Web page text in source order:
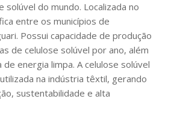
solúvel do mundo. Localizada no
entre os municípios de
Possui capacidade de produção
de celulose solúvel por ano, além
energia limpa. A celulose solúvel
na indústria têxtil, gerando
sustentabilidade e alta